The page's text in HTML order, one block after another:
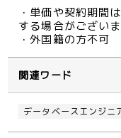
・単価や契約期間
する場合がございま
・外国籍の方不可
関連ワード
データベースエンジニ